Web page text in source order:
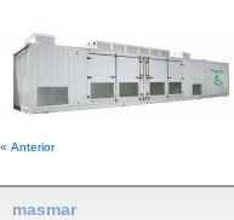
« Anterior
masmar